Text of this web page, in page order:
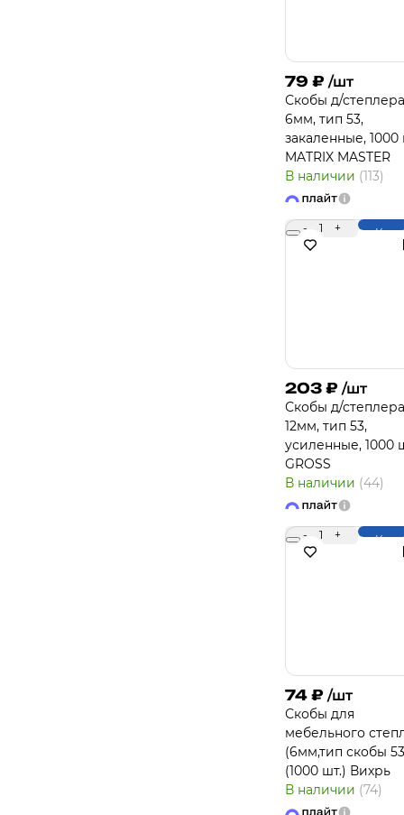
79 ₽ /шт
Скобы д/
6мм, тип 53,
закаленные, 1000
MATRIX MASTER
В наличии (113)
- 1 +
203 ₽ /шт
Скобы д/
12мм, тип 53,
усиленные, 1000
GROSS
В наличии (44)
- 1 +
74 ₽ /шт
Скобы для
мебельного
(6мм,тип скобы
(1000 шт.) Вихрь
В наличии (74)